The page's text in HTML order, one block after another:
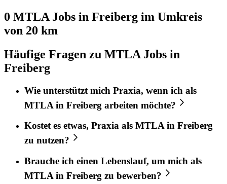
0 MTLA Jobs in Freiberg im Umkreis
von 20 km
Häufige Fragen zu MTLA Jobs in
Freiberg
Wie unterstützt mich Praxia, wenn ich als
MTLA in Freiberg arbeiten möchte?
Kostet es etwas, Praxia als MTLAin Freiberg
zu nutzen?
Brauche ich einen Lebenslauf, um mich als
MTLA in Freiberg zu bewerben?